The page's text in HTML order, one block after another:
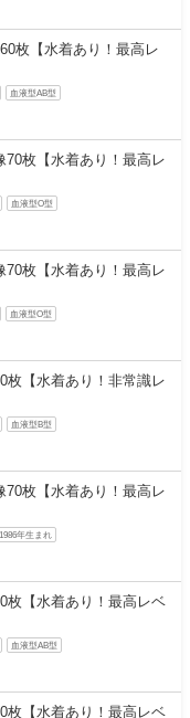
枚【水着あり！最高レ
血液型AB型
70枚【水着あり！最高レ
血液型O型
70枚【水着あり！最高レ
血液型O型
枚【水着あり！非常識レ
血液型B型
70枚【水着あり！最高レ
1986年生まれ
枚【水着あり！最高レベ
血液型AB型
枚【水着あり！最高レベ